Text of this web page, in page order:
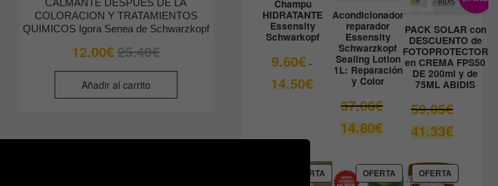
CALMANTE DESPUÉS DE LA
COLORACION Y TRATAMIENTOS
QUIMICOS Igora Senea de Schwarzkopf
25.40€
era:
12.00€
es:
Añadir al carrito
Champu
HIDRATANTE
Essensity
Schwarkopf
9.60€ -
14.50€Rango
precios:
14.50€
Acondicionador
reparador
Essensity
Schwarzkopf
Sealing Lotion
1L: Reparación
y Color
37.00€El
original
37.00€.
14.80€El
precio
es:
PACK SOLAR con
DESCUENTO de
FOTOPROTECTOR
en CREMA FPS50
DE 200ml y de
75ML ABIDIS
59.05€El
original
59.05€.
41.33€El
precio
OFERTAPRODUCTOOFERTA PRODUCTO
OFERTAPRODUCTO